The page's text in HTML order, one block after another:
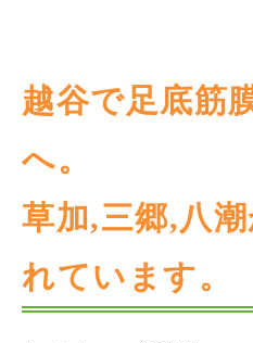
越谷で足底筋
へ。
草加,三郷,八
れています。